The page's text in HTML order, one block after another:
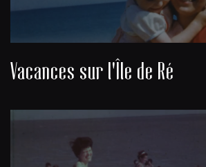
Vacances sur l'Île de Ré